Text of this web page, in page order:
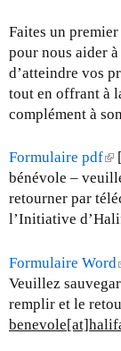
Faites un
pour nous aider
d’atteindre vos
tout en offrant à
complément à
Formulaire pdf(
l
i
n
i
s
e
x
bénévole –
retourner par
l’Initiative
Formulaire Word(
l
i
Veuillez
remplir et le